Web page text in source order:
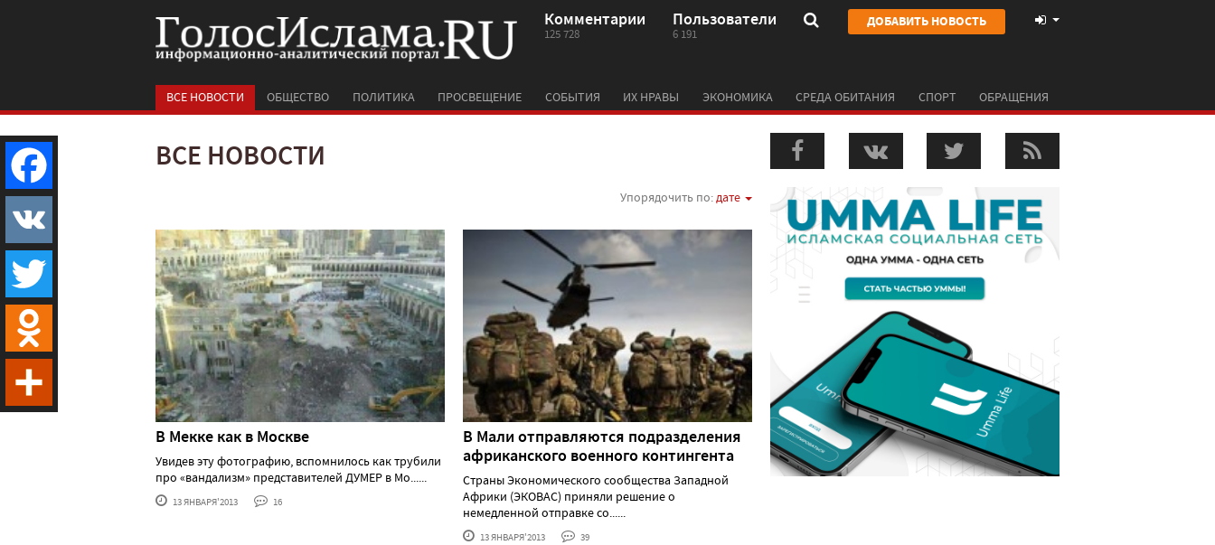
Комментарии
125 728
Пользователи
6 191
ДОБАВИТЬ НОВОСТЬ
ВСЕ НОВОСТИ ОБЩЕСТВО ПОЛИТИКА ПРОСВЕЩЕНИЕ СОБЫТИЯ ИХ НРАВЫ ЭКОНОМИКА СРЕДА ОБИТАНИЯ СПОРТ ОБРАЩЕНИЯ
ВСЕ НОВОСТИ
Упорядочить по:дате
В Мекке как в Москве
Увидев эту фотографию, вспомнилось как трубили
про «вандализм» представителей ДУМЕР в Мо......
13 ЯНВАРЯ'2013 16
В Мали отправляются подразделения
африканского военного контингента
Страны Экономического сообщества Западной
Африки (ЭКОВАС) приняли решение о
немедленной отправке со......
13 ЯНВАРЯ'2013 39
Facebook
VK
Twitter
Odnoklassniki